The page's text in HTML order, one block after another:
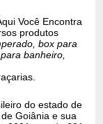
Você Encontra
produtos
box para
banheiro,
do estado de
Goiânia e sua